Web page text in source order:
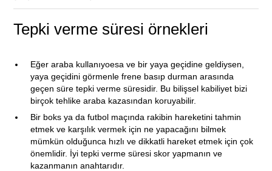
Tepki verme süresi örnekleri
Eğer araba kullanıyoesa ve bir yaya geçidine geldiysen,
yaya geçidini görmenle frene basıp durman arasında
geçen süre tepki verme süresidir. Bu bilişsel kabiliyet bizi
birçok tehlike araba kazasından koruyabilir.
Bir boks ya da futbol maçında rakibin hareketini tahmin
etmek ve karşılık vermek için ne yapacağını bilmek
mümkün olduğunca hızlı ve dikkatli hareket etmek için çok
önemlidir. İyi tepki verme süresi skor yapmanın ve
kazanmanın anahtarıdır.